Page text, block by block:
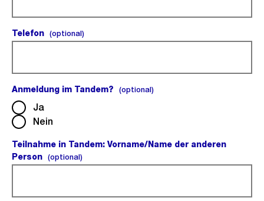
Telefon (optional)(optional).
Anmeldung im Tandem? (optional)(optional).
Ja
Nein
Teilnahme in Tandem: Vorname/Name der anderen
Person (optional)(optional).